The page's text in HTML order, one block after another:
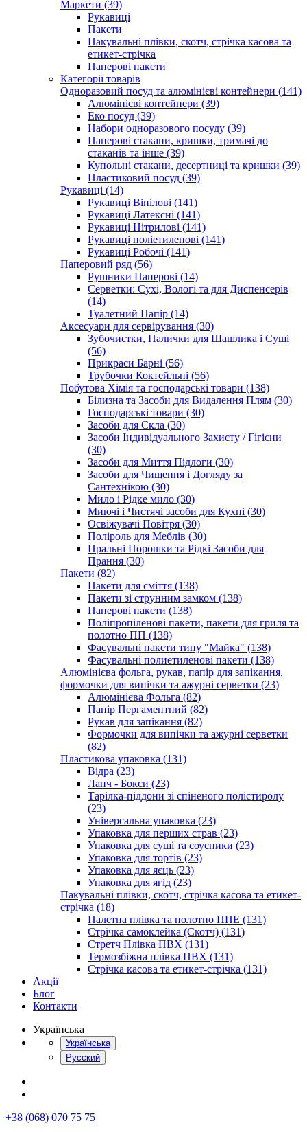
Маркети (39)
Рукавиці
Пакети
Пакувальні плівки, скотч, стрічка касова та
етикет-стрічка
Паперові пакети
Категорії товарів
Одноразовий посуд та алюмінієві контейнери (141)
Алюмінієві контейнери (39)
Еко посуд (39)
Набори одноразового посуду (39)
Паперові стакани, кришки, тримачі до
стаканів та інше (39)
Купольні стакани, десертниці та кришки (39)
Пластиковий посуд (39)
Рукавиці (14)
Рукавиці Вінілові (141)
Рукавиці Латексні (141)
Рукавиці Нітрилові (141)
Рукавиці поліетиленові (141)
Рукавиці Робочі (141)
Паперовий ряд (56)
Рушники Паперові (14)
Серветки: Сухі, Вологі та для Диспенсерів
(14)
Туалетний Папір (14)
Аксесуари для сервірування (30)
Зубочистки, Палички для Шашлика і Суші
(56)
Прикраси Барні (56)
Трубочки Коктейльні (56)
Побутова Хімія та господарські товари (138)
Білизна та Засоби для Видалення Плям (30)
Господарські товари (30)
Засоби для Скла (30)
Засоби Індивідуального Захисту / Гігієни
(30)
Засоби для Миття Підлоги (30)
Засоби для Чищення і Догляду за
Сантехнікою (30)
Мило і Рідке мило (30)
Миючі і Чистячі засоби для Кухні (30)
Освіжувачі Повітря (30)
Поліроль для Меблів (30)
Пральні Порошки та Рідкі Засоби для
Прання (30)
Пакети (82)
Пакети для сміття (138)
Пакети зі струнним замком (138)
Паперові пакети (138)
Поліпропіленові пакети, пакети для гриля та
полотно ПП (138)
Фасувальні пакети типу "Майка" (138)
Фасувальні полиетиленові пакети (138)
Алюмінієва фольга, рукав, папір для запікання,
формочки для випічки та ажурні серветки (23)
Алюмінієва Фольга (82)
Папір Пергаментний (82)
Рукав для запікання (82)
Формочки для випічки та ажурні серветки
(82)
Пластикова упаковка (131)
Відра (23)
Ланч - Бокси (23)
Тарілка-піддони зі спіненого полістиролу
(23)
Універсальна упаковка (23)
Упаковка для перших страв (23)
Упаковка для суші та соусники (23)
Упаковка для тортів (23)
Упаковка для яєць (23)
Упаковка для ягід (23)
Пакувальні плівки, скотч, стрічка касова та етикет-
стрічка (18)
Палетна плівка та полотно ППЕ (131)
Стрічка самоклейка (Скотч) (131)
Стретч Плівка ПВХ (131)
Термозбіжна плівка ПВХ (131)
Стрічка касова та етикет-стрічка (131)
Акції
Блог
Контакти
Українська
Українська
Русский
+38 (068) 070 75 75